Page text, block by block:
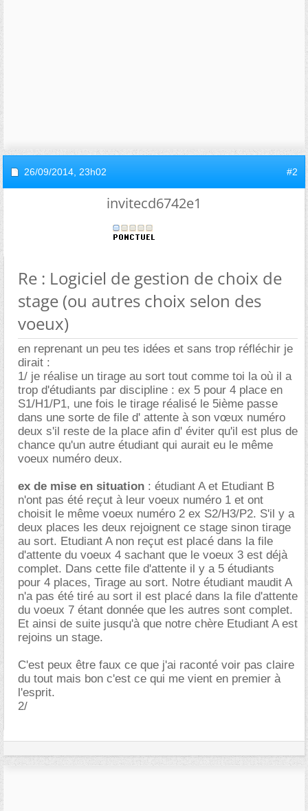
26/09/2014, 23h02 #2
invitecd6742e1
Re : Logiciel de gestion de choix de
stage (ou autres choix selon des
voeux)
en reprenant un peu tes idées et sans trop réfléchir je
dirait :
1/ je réalise un tirage au sort tout comme toi la où il a
trop d'étudiants par discipline : ex 5 pour 4 place en
S1/H1/P1, une fois le tirage réalisé le 5ième passe
dans une sorte de file d' attente à son vœux numéro
deux s'il reste de la place afin d' éviter qu'il est plus de
chance qu'un autre étudiant qui aurait eu le même
voeux numéro deux.
ex de mise en situation : étudiant A et Etudiant B
n'ont pas été reçut à leur voeux numéro 1 et ont
choisit le même voeux numéro 2 ex S2/H3/P2. S'il y a
deux places les deux rejoignent ce stage sinon tirage
au sort. Etudiant A non reçut est placé dans la file
d'attente du voeux 4 sachant que le voeux 3 est déjà
complet. Dans cette file d'attente il y a 5 étudiants
pour 4 places, Tirage au sort. Notre étudiant maudit A
n'a pas été tiré au sort il est placé dans la file d'attente
du voeux 7 étant donnée que les autres sont complet.
Et ainsi de suite jusqu'à que notre chère Etudiant A est
rejoins un stage.
C'est peux être faux ce que j'ai raconté voir pas claire
du tout mais bon c'est ce qui me vient en premier à
l'esprit.
2/